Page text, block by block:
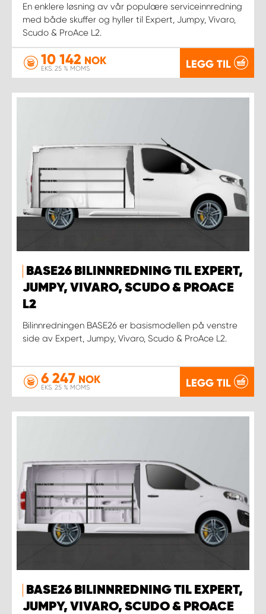
En enklere løsning av vår populære serviceinnredning
med både skuffer og hyller til Expert, Jumpy, Vivaro,
Scudo & ProAce L2.
10 142 NOK
EKS. 25 % MOMS LEGG TIL
BASE26 BILINNREDNING TIL EXPERT,
JUMPY, VIVARO, SCUDO & PROACE
L2
Bilinnredningen BASE26 er basismodellen på venstre
side av Expert, Jumpy, Vivaro, Scudo & ProAce L2.
6 247 NOK
EKS. 25 % MOMS LEGG TIL
BASE26 BILINNREDNING TIL EXPERT,
JUMPY, VIVARO, SCUDO & PROACE